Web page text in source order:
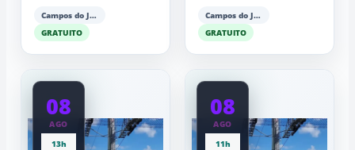
Campos do Jordão
GRATUITO
Campos do Jordão
GRATUITO
08
AGO
13h
08
AGO
11h